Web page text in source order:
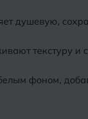
душевую,
текстуру и
фоном,